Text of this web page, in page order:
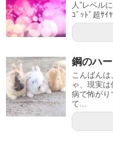
人”レベル
ｺﾞｯﾄﾞ超ｻｲ
鋼のハ
こんばんは
ゃ、現実
病で怖がり
て...